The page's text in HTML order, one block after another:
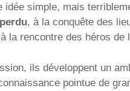
idée simple, mais
, à la conquête des
la rencontre des héros de
ils développent un
pointue de